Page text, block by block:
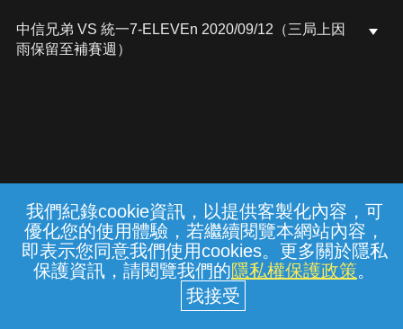
我們紀錄cookie資訊，以提供客製化內容，可
優化您的使用體驗，若繼續閱覽本網站內容，
即表示您同意我們使用cookies。更多關於隱私
保護資訊，請閱覽我們的隱私權保護政策。
中信兄弟 VS 統一7-ELEVEn 2020/09/12（三局上因
雨保留至補賽週）
常見問題 線上客服 服務條款 隱私權保護
中華電信股份有限公司個人家庭分公司
(統一編號：96979949) © 2026
{{notifyMsg}}